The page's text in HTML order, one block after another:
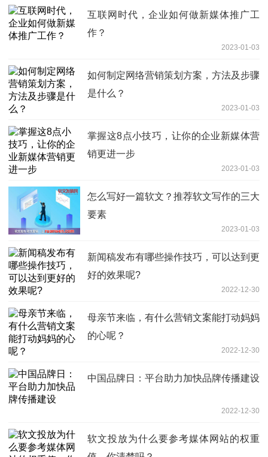
互联网时代，企业如何做新媒体推广工
作？
2023-01-03
如何制定网络营销策划方案，方法及步骤
是什么？
2023-01-03
掌握这8点小技巧，让你的企业新媒体营
销更进一步
2023-01-03
怎么写好一篇软文？推荐软文写作的三大
要素
2023-01-03
新闻稿发布有哪些操作技巧，可以达到更
好的效果呢?
2022-12-30
母亲节来临，有什么营销文案能打动妈妈
的心呢？
2022-12-30
中国品牌日：平台助力加快品牌传播建设
2022-12-30
软文投放为什么要参考媒体网站的权重